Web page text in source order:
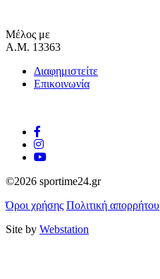
Μέλος με
Α.Μ. 13363
Διαφημιστείτε
Επικοινωνία
©2026 sportime24.gr
Όροι χρήσης Πολιτική απορρήτου
Site by Webstation